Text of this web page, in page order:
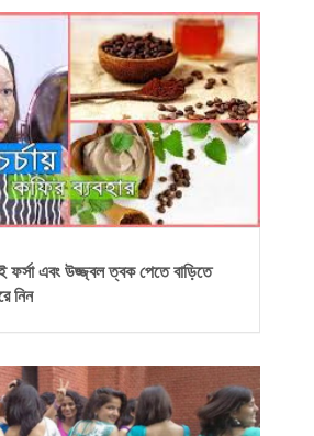
ফর্সা এবং উজ্জ্বল ত্বক পেতে বাড়িতে
নিন